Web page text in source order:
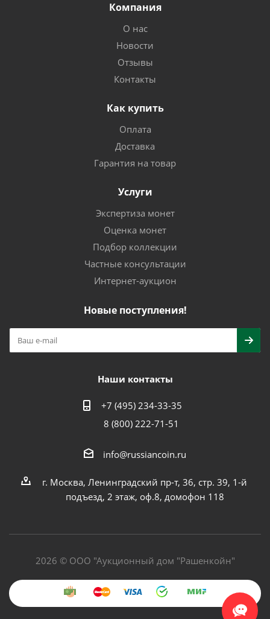
Компания
О нас
Новости
Отзывы
Контакты
Как купить
Оплата
Доставка
Гарантия на товар
Услуги
Экспертиза монет
Оценка монет
Подбор коллекции
Частные консультации
Интернет-аукцион
Новые поступления!
Наши контакты
+7 (495) 234-33-35
8 (800) 222-71-51
info@russiancoin.ru
г. Москва, Ленинградский пр-т, 36, стр. 39, 1-й
подъезд, 2 этаж, оф.8, домофон 118
2026 © ООО "Аукционный дом "Рашенкойн"